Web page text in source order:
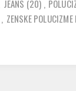
JEANS (20) ,
, ZENSKE